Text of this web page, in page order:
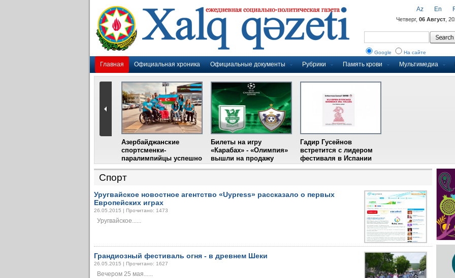
Главная Официальная хроника Официальные документы Рубрики Память крови Мультимедиа
Az En
Четверг, 06 Август ,
Google На сайте
Азербайджанские
спортсменки-
паралимпийцы успешно
выступили на III
Международном
фестивале парашютного
спорта
Билеты на игру
«Карабах» - «Олимпия»
вышли на продажу
Гадир Гусейнов
встретится с лидером
фестиваля в Испании
Спорт
Уругвайское новостное агентство «Uypress» рассказало о первых
Европейских играх
26.05.2015 | Прочитано: 1473
Уругвайское......
Грандиозный фестиваль огня - в древнем Шеки
26.05.2015 | Прочитано: 1627
Вечером 25 мая......